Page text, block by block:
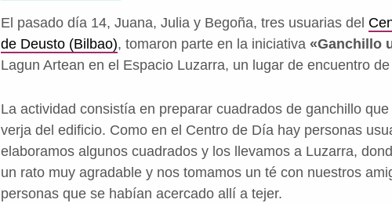
El pasado día 14, Juana, Julia y Begoña, tres usuarias del
de Deusto (Bilbao), tomaron parte en la iniciativa «Ganchillo
Lagun Artean en el Espacio Luzarra, un lugar de encuentro
La actividad consistía en preparar cuadrados de ganchillo
verja del edificio. Como en el Centro de Día hay personas
elaboramos algunos cuadrados y los llevamos a Luzarra,
un rato muy agradable y nos tomamos un té con nuestros
personas que se habían acercado allí a tejer.